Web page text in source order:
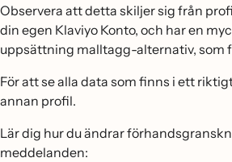
Observera att detta skiljer sig från
din egen Klaviyo Konto, och har en
uppsättning malltagg-alternativ, som
För att se alla data som finns i ett
annan profil.
Lär dig hur du ändrar
meddelanden: